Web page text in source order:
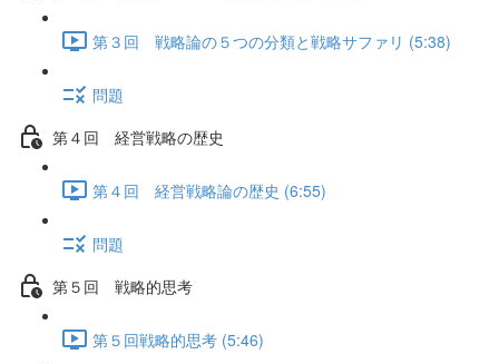
第３回 戦略論の５つの分類と戦略サファリ (5:38)
問題
第４回 経営戦略の歴史
第４回 経営戦略論の歴史 (6:55)
問題
第５回 戦略的思考
第５回戦略的思考 (5:46)